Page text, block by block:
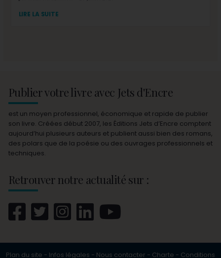
LIRE LA SUITE
Publier votre livre avec Jets d'Encre
est un moyen professionnel, économique et rapide de publier
son livre. Créées début 2007, les Éditions Jets d’Encre comptent
aujourd’hui plusieurs auteurs et publient aussi bien des romans,
des polars que de la poésie ou des ouvrages professionnels et
techniques.
Retrouver notre actualité sur :
Plan du site - Infos légales - Nous contacter - Charte - Conditions